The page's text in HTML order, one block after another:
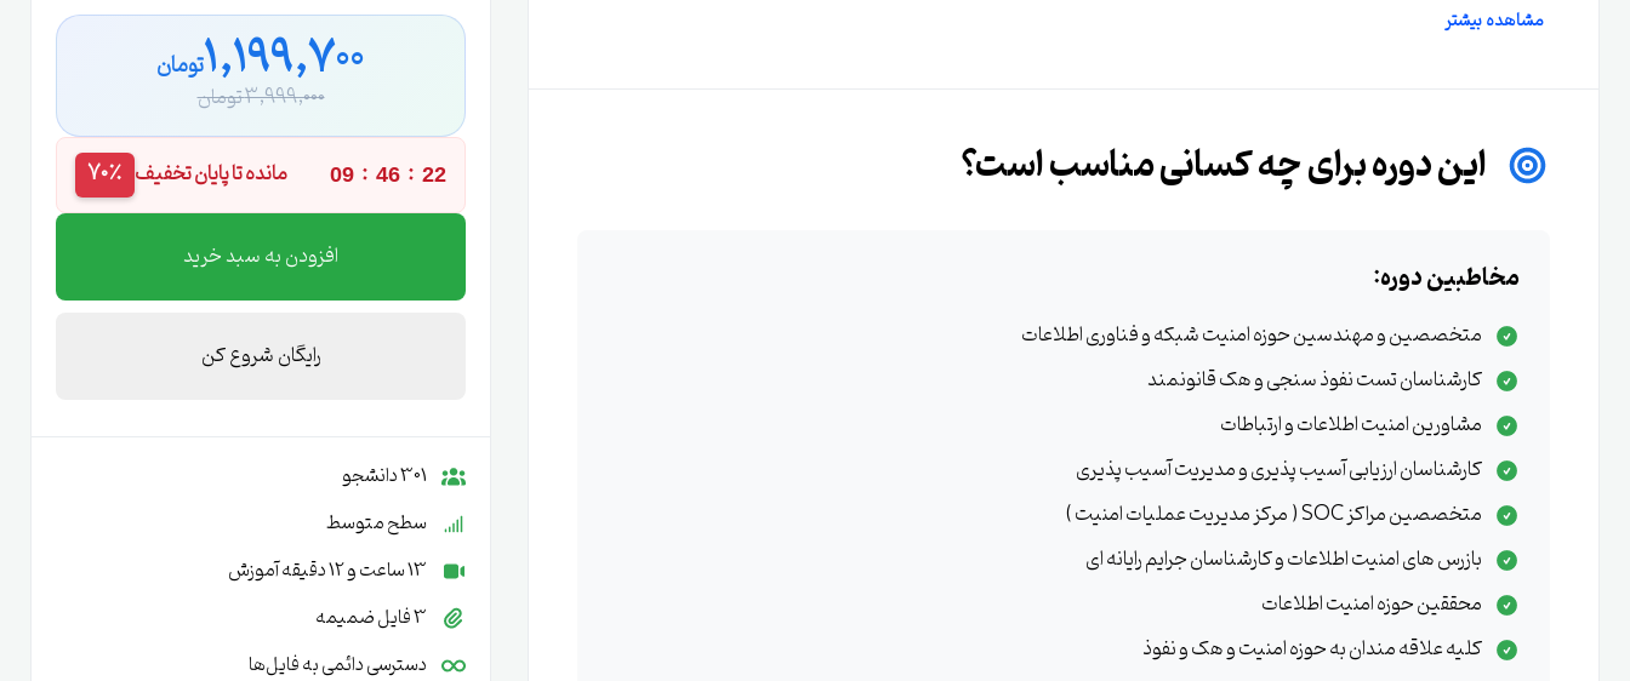
پیشنیاز دوره آموزشی متاسپلویت ( Metasploit ) ،
نفوذ است که تا کنون به زبان فارسی تدریس شده است و شما دیگر نیازی به هیچ منبع آموزشی متااسپلویت نخواهید داشت. پس
مشاهده بیشتر
این دوره برای چه کسانی مناسب است؟
مخاطبین دوره:
متخصصین و مهندسین حوزه امنیت شبکه و فناوری اطلاعات
کارشناسان تست نفوذ سنجی و هک قانونمند
مشاورین امنیت اطلاعات و ارتباطات
کارشناسان ارزیابی آسیب پذیری و مدیریت آسیب پذیری
متخصصین مراکز SOC ( مرکز مدیریت عملیات امنیت )
بازرس های امنیت اطلاعات و کارشناسان جرایم رایانه ای
محققین حوزه امنیت اطلاعات
کلیه علاقه مندان به حوزه امنیت و هک و نفوذ
1,199,700تومان
3,999,000 تومان
09 : 46 : 21 مانده تا پایان تخفیف 70٪
افزودن به سبد خرید
رایگان شروع کن
301 دانشجو
سطح متوسط
13 ساعت و 12 دقیقه آموزش
3 فایل ضمیمه
دسترسی دائمی به فایل‌ها